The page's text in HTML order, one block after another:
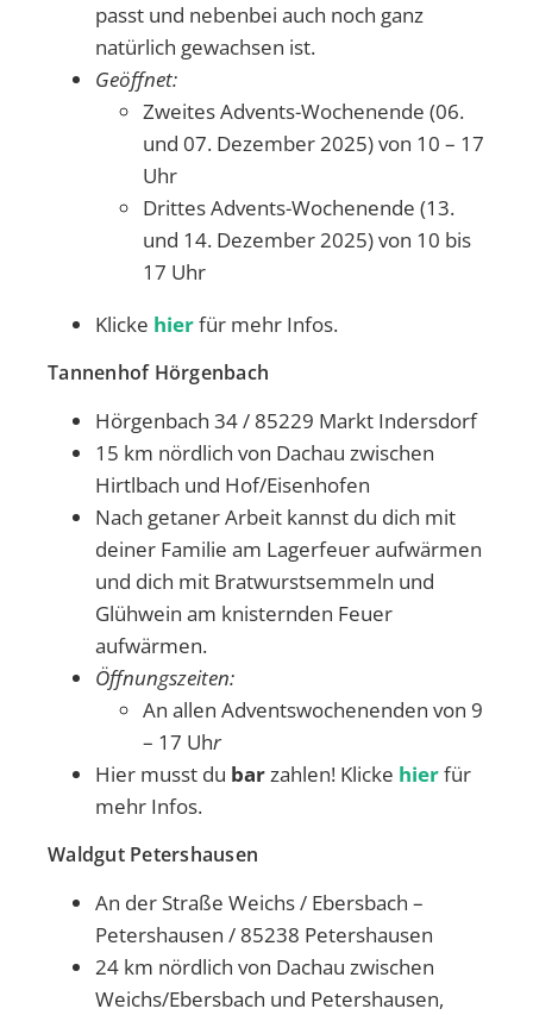
passt und nebenbei auch noch ganz
natürlich gewachsen ist.
Geöffnet:
Zweites Advents-Wochenende (06.
und 07. Dezember 2025) von 10 – 17
Uhr
Drittes Advents-Wochenende (13.
und 14. Dezember 2025) von 10 bis
17 Uhr
Klicke hierfür mehr Infos.
Tannenhof Hörgenbach
Hörgenbach 34 / 85229 Markt Indersdorf
15 km nördlich von Dachau zwischen
Hirtlbach und Hof/Eisenhofen
Nach getaner Arbeit kannst du dich mit
deiner Familie am Lagerfeuer aufwärmen
und dich mit Bratwurstsemmeln und
Glühwein am knisternden Feuer
aufwärmen.
Öffnungszeiten:
An allen Adventswochenenden von 9
– 17 Uhr
Hier musst du barzahlen! Klicke hierfür
mehr Infos.
Waldgut Petershausen
An der Straße Weichs / Ebersbach –
Petershausen / 85238 Petershausen
24 km nördlich von Dachau zwischen
Weichs/Ebersbach und Petershausen,